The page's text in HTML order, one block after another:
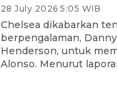
28 July 2026 5:05 WIB
Chelsea dikabarkan
berpengalaman,
Henderson, untuk
Alonso. Menurut